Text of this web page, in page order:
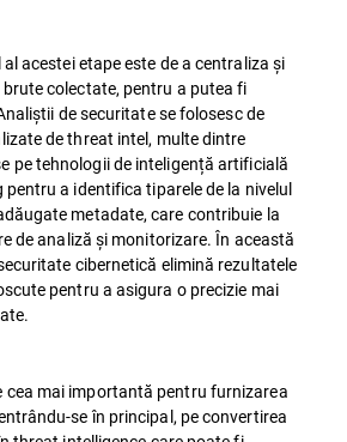
acestei etape este de a centraliza și
colectate, pentru a putea fi
de securitate se folosesc de
de threat intel, multe dintre
pe tehnologii de inteligență artificială
pentru a identifica tiparele de la nivelul
metadate, care contribuie la
de analiză și monitorizare. În această
cibernetică elimină rezultatele
pentru a asigura o precizie mai
cea mai importantă pentru furnizarea
se în principal, pe convertirea